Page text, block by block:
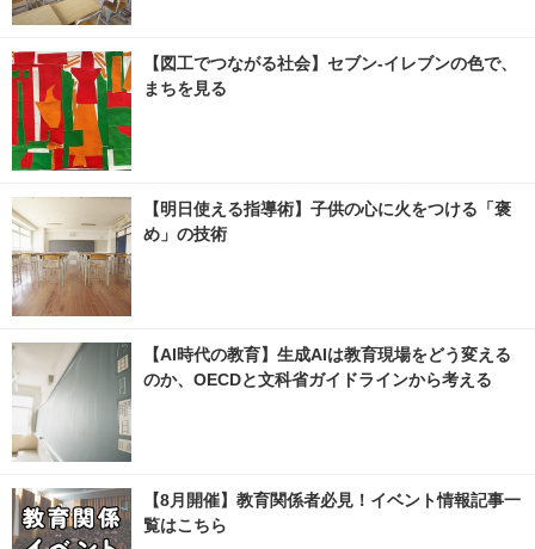
【図工でつながる社会】セブン‐イレブンの色で、
まちを見る
【明日使える指導術】子供の心に火をつける「褒
め」の技術
【AI時代の教育】生成AIは教育現場をどう変える
のか、OECDと文科省ガイドラインから考える
【8月開催】教育関係者必見！イベント情報記事一
覧はこちら